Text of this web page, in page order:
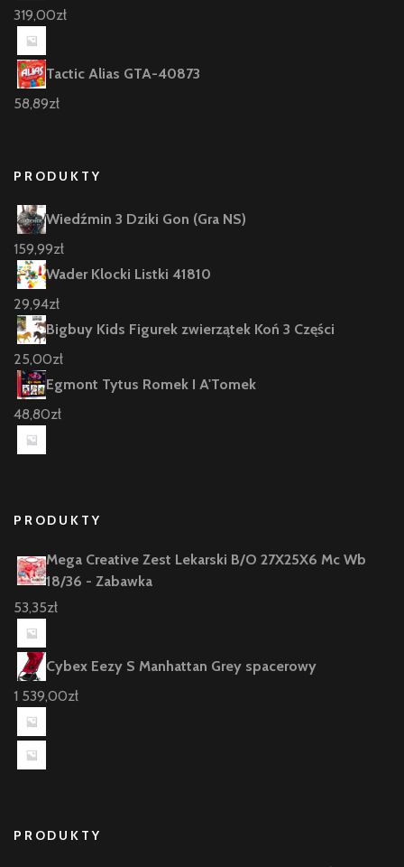
319,00zł
Tactic Alias GTA-40873
58,89zł
PRODUKTY
Wiedźmin 3 Dziki Gon (Gra NS)
159,99zł
Wader Klocki Listki 41810
29,94zł
Bigbuy Kids Figurek zwierzątek Koń 3 Części
25,00zł
Egmont Tytus Romek I A'Tomek
48,80zł
PRODUKTY
Mega Creative Zest Lekarski B/O 27X25X6 Mc Wb
18/36 - Zabawka
53,35zł
Cybex Eezy S Manhattan Grey spacerowy
1 539,00zł
PRODUKTY